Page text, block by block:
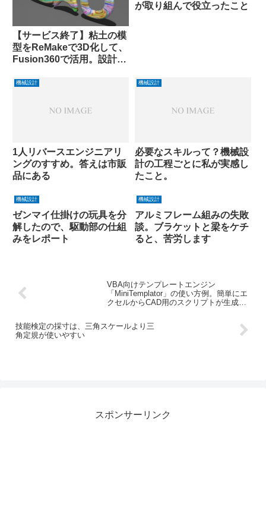
【サービス終了】粘土の模
型をReMakeで3D化して、
Fusion360で活用。設計が
が取り組んで役立ったこと
機械設計
1人リバースエンジニアリ
ングのすすめ。答えは市販
品にある
機械設計
必要なスキルって？機械設
計の工程ごとに私が実感し
たこと。
機械設計
ゼンマイ仕掛けの玩具を分
解したので、駆動部の仕組
みをレポート
機械設計
アルミフレーム組みの失敗
談。ブラケットと梁をケチ
ると、苦労します
VBA向けテンプレートエンジン
「MiniTemplator」の使い方例。簡単にエ
クセルからCAD用のスクリプトが生成で
技能検定の採寸は、三角スケールより三
角定規が使いやすい
スポンサーリンク